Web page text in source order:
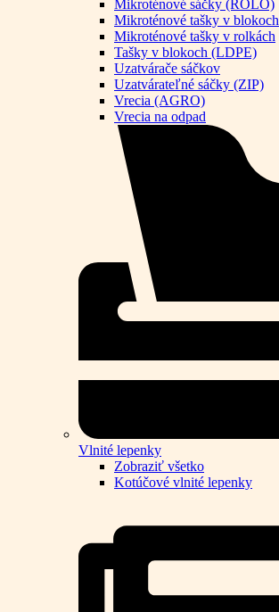
Mikroténové sáčky (ROLO)
Mikroténové tašky v blokoch
Mikroténové tašky v rolkách
Tašky v blokoch (LDPE)
Uzatvárače sáčkov
Uzatvárateľné sáčky (ZIP)
Vrecia (AGRO)
Vrecia na odpad
Vlnité lepenky
Zobraziť všetko
Kotúčové vlnité lepenky